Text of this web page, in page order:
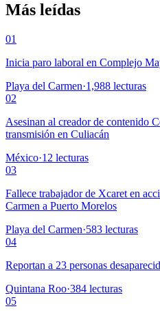
Más leídas
01
Inicia paro laboral en Complejo
Playa del Carmen·1,988 lecturas
02
Asesinan al creador de contenido
transmisión en Culiacán
México·12 lecturas
03
Fallece trabajador de Xcaret en
Carmen a Puerto Morelos
Playa del Carmen·583 lecturas
04
Reportan a 23 personas
Quintana Roo·384 lecturas
05